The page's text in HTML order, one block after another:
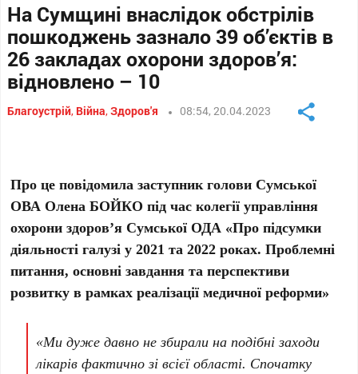
На Сумщині внаслідок обстрілів
пошкоджень зазнало 39 об’єктів в
26 закладах охорони здоров’я:
відновлено – 10
Благоустрій, Війна,Здоров'я 08:54, 20.04.2023
Про це повідомила заступник голови Сумської
ОВА Олена БОЙКО під час колегії управління
охорони здоров’я Сумської ОДА «Про підсумки
діяльності галузі у 2021 та 2022 роках. Проблемні
питання, основні завдання та перспективи
розвитку в рамках реалізації медичної реформи»
«Ми дуже давно не збирали на подібні заходи
лікарів фактично зі всієї області. Спочатку